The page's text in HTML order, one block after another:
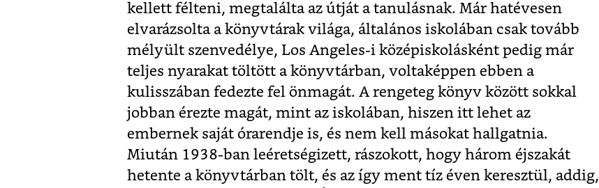
kellett félteni, megtalálta az útját a tanulásnak. Már hatévesen
elvarázsolta a könyvtárak világa, általános iskolában csak tovább
mélyült szenvedélye, Los Angeles-i középiskolásként pedig már
teljes nyarakat töltött a könyvtárban, voltaképpen ebben a
kulisszában fedezte fel önmagát. A rengeteg könyv között sokkal
jobban érezte magát, mint az iskolában, hiszen itt lehet az
embernek saját órarendje is, és nem kell másokat hallgatnia.
Miután 1938-ban leéretségizett, rászokott, hogy három éjszakát
hetente a könyvtárban tölt, és az így ment tíz éven keresztül, addig,